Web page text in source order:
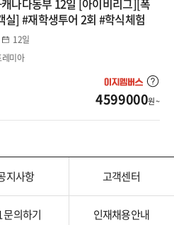
나다동부 12일 [아이비리그][폭
실] #재학생투어 2회 #학식체험
12일
미아
4599000원 ~
지사항 고객센터
문의하기 인재채용안내